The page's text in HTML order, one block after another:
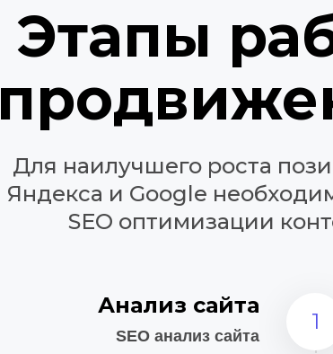
Этапы
Для наилучшего роста
Яндекса и Google
SEO оптимизации
1
Анализ сайта
SEO анализ сайта